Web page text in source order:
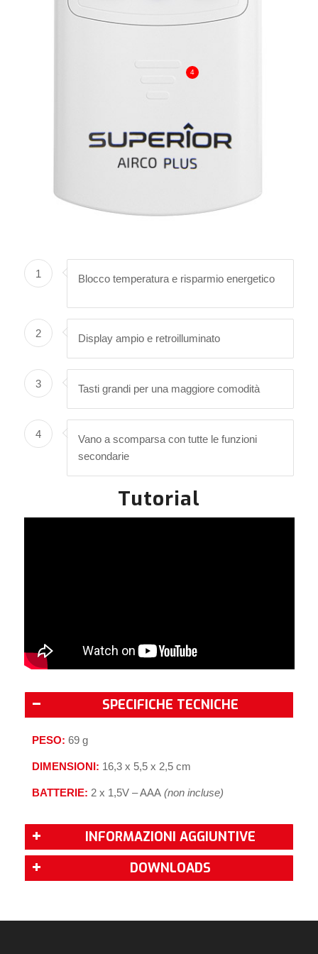
4
1 Blocco temperatura e risparmio energetico
2 Display ampio e retroilluminato
3 Tasti grandi per una maggiore comodità
4
Vano a scomparsa con tutte le funzioni
secondarie
Tutorial
SPECIFICHE TECNICHE
PESO: 69 g
DIMENSIONI: 16,3 x 5,5 x 2,5 cm
BATTERIE: 2 x 1,5V – AAA(non incluse)
INFORMAZIONI AGGIUNTIVE
DOWNLOADS